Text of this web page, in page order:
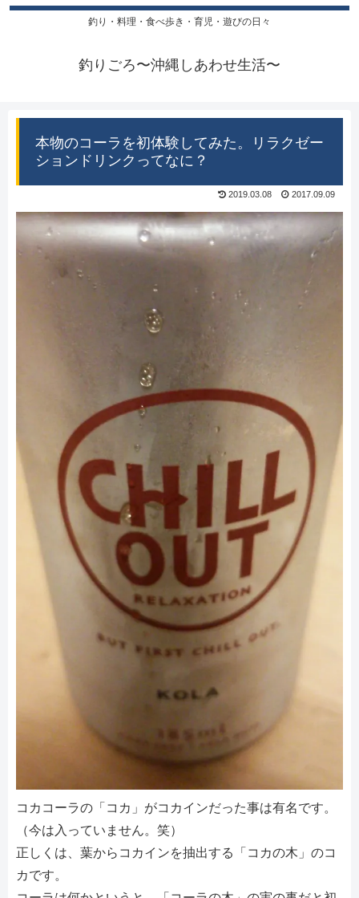
釣り・料理・食べ歩き・育児・遊びの日々
釣りごろ〜沖縄しあわせ生活〜
本物のコーラを初体験してみた。リラクゼー
ションドリンクってなに？
2019.03.08 2017.09.09
コカコーラの「コカ」がコカインだった事は有名です。
（今は入っていません。笑）
正しくは、葉からコカインを抽出する「コカの木」のコ
カです。